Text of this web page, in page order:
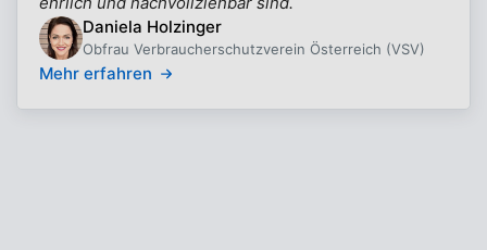
Daniela Holzinger
Obfrau Verbraucherschutzverein Österreich (VSV)
Mehr erfahren